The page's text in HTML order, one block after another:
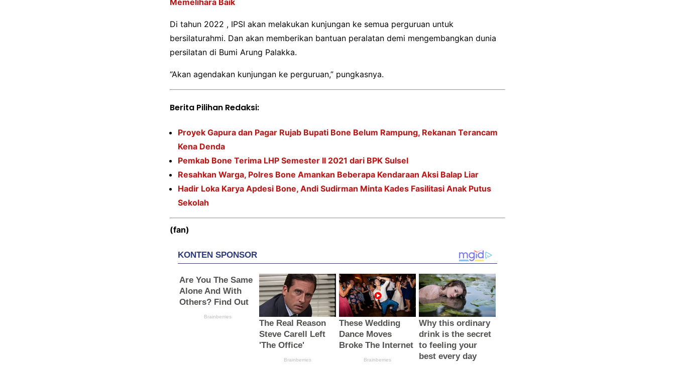
Di tahun 2022 , IPSI akan melakukan kunjungan ke semua perguruan untuk
bersilaturahmi. Dan akan memberikan bantuan peralatan demi mengembangkan dunia
persilatan di Bumi Arung Palakka.
“Akan agendakan kunjungan ke perguruan,” pungkasnya.
Berita Pilihan Redaksi:
Proyek Gapura dan Pagar Rujab Bupati Bone Belum Rampung, Rekanan Terancam
Kena Denda
Pemkab Bone Terima LHP Semester II 2021 dari BPK Sulsel
Resahkan Warga, Polres Bone Amankan Beberapa Kendaraan Aksi Balap Liar
Hadir Loka Karya Apdesi Bone, Andi Sudirman Minta Kades Fasilitasi Anak Putus
Sekolah
(fan)